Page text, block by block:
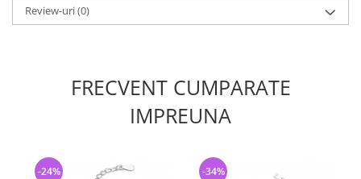
Review-uri(0)
FRECVENT CUMPARATE
IMPREUNA
-24% -34%